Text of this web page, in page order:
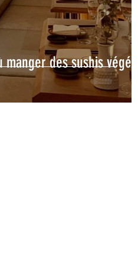
des sushis végés à